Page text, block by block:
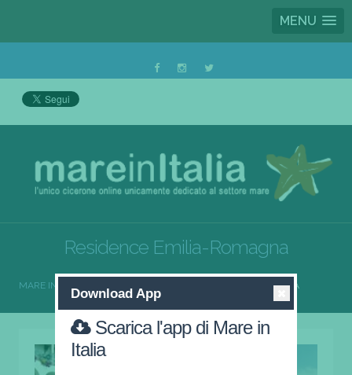
MENU
Residence Emilia-Romagna
MARE IN ITALIA RESIDENCE EMILIA-ROMAGNA
Download App
Scarica l'app di Mare in
Italia